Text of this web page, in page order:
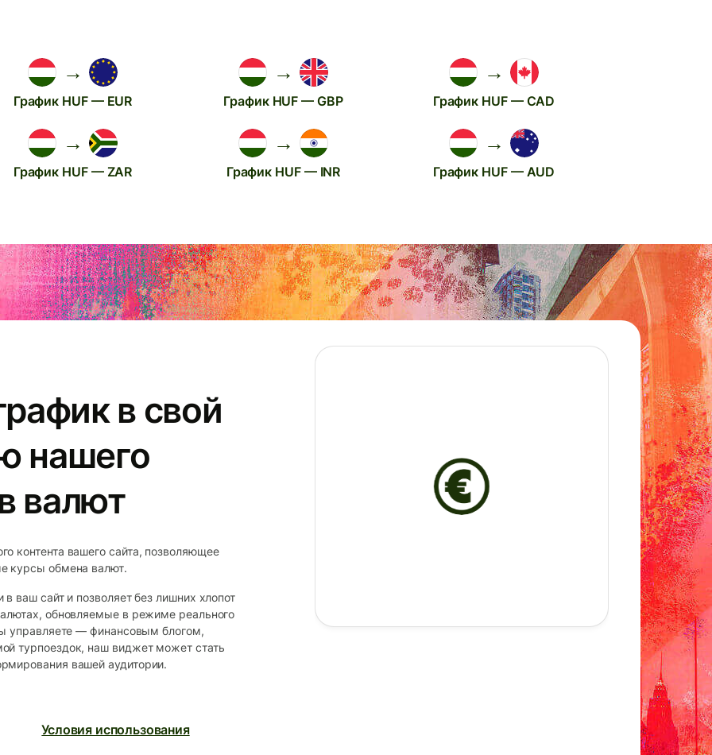
→
График HUF — EUR
→
График HUF — GBP
→
График HUF — CAD
→
График HUF — ZAR
→
График HUF — INR
→
График HUF — AUD
в свой
нашего
валют
контента вашего сайта, позволяющее
курсы обмена валют.
ваш сайт и позволяет без лишних хлопот
обновляемые в режиме реального
управляете — финансовым блогом,
турпоездок, наш виджет может стать
вашей аудитории.
Условия использования